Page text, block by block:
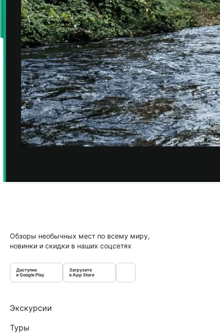
Обзоры необычных мест по всему миру,
новинки и скидки в наших соцсетях
Доступно
в Google Play
Загрузите
в App Store
Экскурсии
Туры